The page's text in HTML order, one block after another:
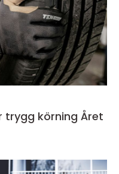
trygg körning Året